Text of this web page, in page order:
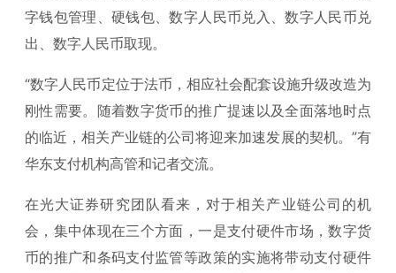
字钱包管理、硬钱包、数字人民币兑入、数字人民币兑
出、数字人民币取现。
“数字人民币定位于法币，相应社会配套设施升级改造为
刚性需要。随着数字货币的推广提速以及全面落地时点
的临近，相关产业链的公司将迎来加速发展的契机。”有
华东支付机构高管和记者交流。
在光大证券研究团队看来，对于相关产业链公司的机
会，集中体现在三个方面，一是支付硬件市场，数字货
币的推广和条码支付监管等政策的实施将带动支付硬件